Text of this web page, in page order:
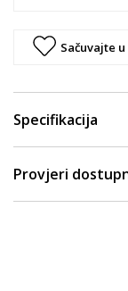
Sačuvajte
Specifikacija
Provjeri